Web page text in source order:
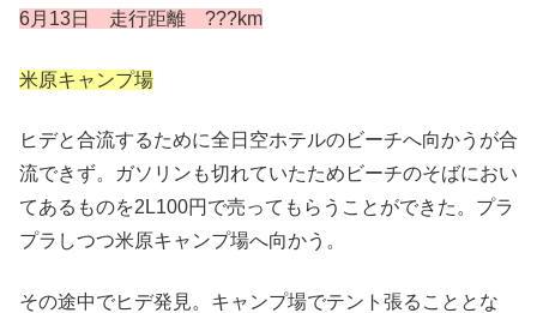
6月13日 走行距離 ???km
米原キャンプ場
ヒデと合流するために全日空ホテルのビーチへ向かうが合
流できず。ガソリンも切れていたためビーチのそばにおい
てあるものを2L100円で売ってもらうことができた。プラ
プラしつつ米原キャンプ場へ向かう。
その途中でヒデ発見。キャンプ場でテント張ることとな